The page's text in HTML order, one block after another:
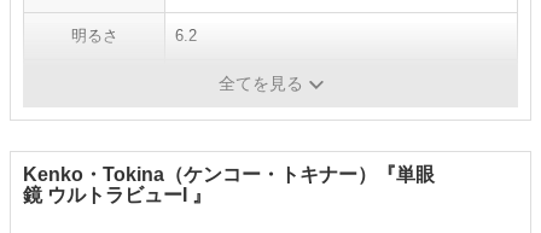
明るさ 6.2
全てを見る
Kenko・Tokina（ケンコー・トキナー）『単眼
鏡 ウルトラビューI 』